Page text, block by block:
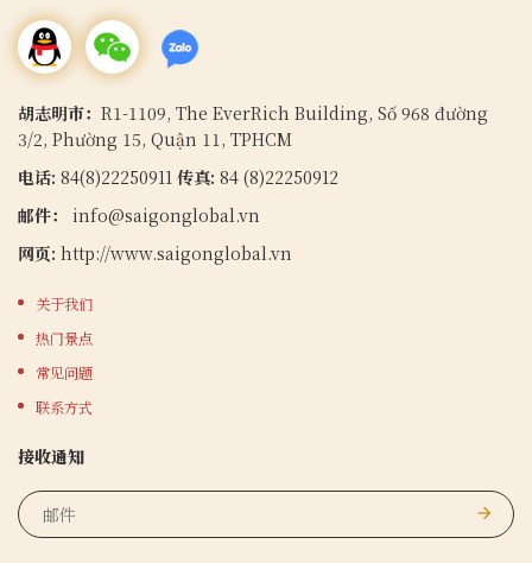
胡志明市： R1-1109, The EverRich Building, Số 968 đường
3/2, Phường 15, Quận 11, TPHCM
电话: 84(8)22250911 传真: 84 (8)22250912
邮件： info@saigonglobal.vn
网页: http://www.saigonglobal.vn
关于我们
热门景点
常见问题
联系方式
接收通知